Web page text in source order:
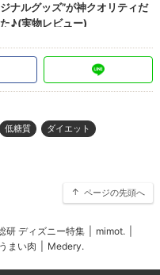
低糖質 ダイエット
ページの先頭へ
研 ディズニー特集 mimot.
うまい肉 Medery.